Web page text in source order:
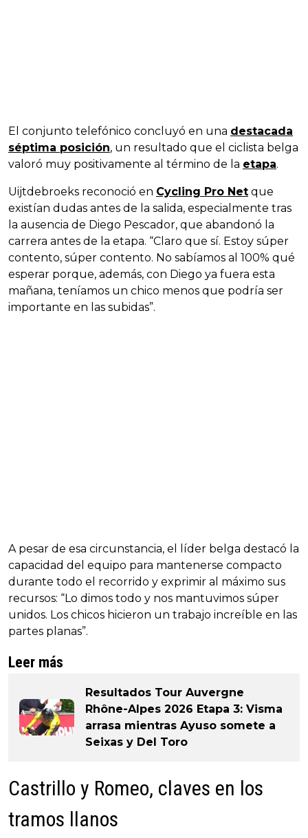
El conjunto telefónico concluyó en una destacada
séptima posición, un resultado que el ciclista belga
valoró muy positivamente al término de la etapa.
Uijtdebroeks reconoció en Cycling Pro Net que
existían dudas antes de la salida, especialmente tras
la ausencia de Diego Pescador, que abandonó la
carrera antes de la etapa. “Claro que sí. Estoy súper
contento, súper contento. No sabíamos al 100% qué
esperar porque, además, con Diego ya fuera esta
mañana, teníamos un chico menos que podría ser
importante en las subidas”.
A pesar de esa circunstancia, el líder belga destacó la
capacidad del equipo para mantenerse compacto
durante todo el recorrido y exprimir al máximo sus
recursos: “Lo dimos todo y nos mantuvimos súper
unidos. Los chicos hicieron un trabajo increíble en las
partes planas”.
Leer más
Resultados Tour Auvergne
Rhône-Alpes 2026 Etapa 3: Visma
arrasa mientras Ayuso somete a
Seixas y Del Toro
Castrillo y Romeo, claves en los
tramos llanos